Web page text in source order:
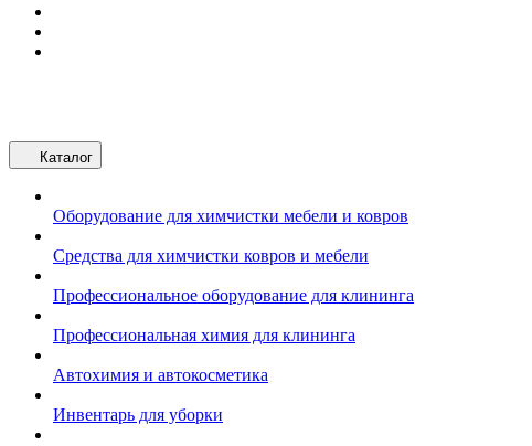
Каталог
Оборудование для химчистки мебели и ковров
Средства для химчистки ковров и мебели
Профессиональное оборудование для клининга
Профессиональная химия для клининга
Автохимия и автокосметика
Инвентарь для уборки